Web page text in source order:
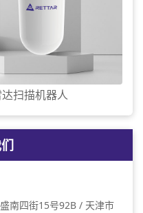
扫描机器人
南四街15号92B / 天津市